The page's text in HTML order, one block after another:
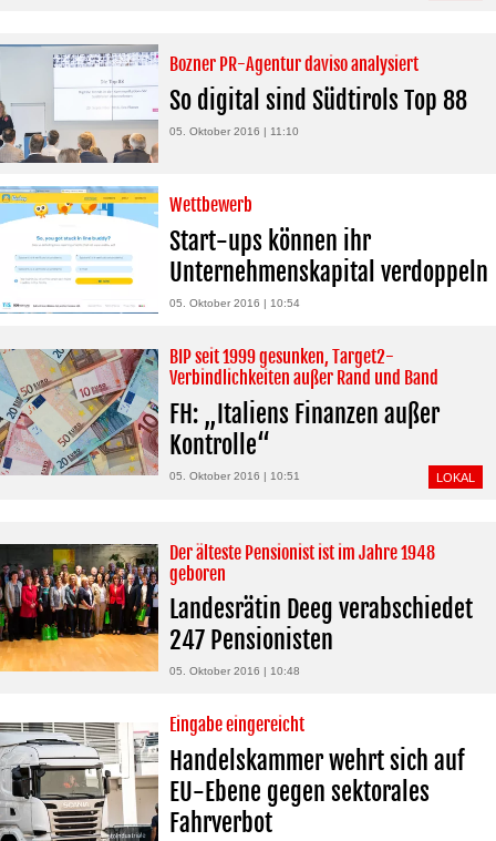
Bozner PR-Agentur daviso analysiert
So digital sind Südtirols Top 88
05. Oktober 2016 | 11:10
Wettbewerb
Start-ups können ihr
Unternehmenskapital verdoppeln
05. Oktober 2016 | 10:54
BIP seit 1999 gesunken, Target2-
Verbindlichkeiten außer Rand und Band
FH: „Italiens Finanzen außer
Kontrolle“
05. Oktober 2016 | 10:51 LOKAL
Der älteste Pensionist ist im Jahre 1948
geboren
Landesrätin Deeg verabschiedet
247 Pensionisten
05. Oktober 2016 | 10:48
Eingabe eingereicht
Handelskammer wehrt sich auf
EU-Ebene gegen sektorales
Fahrverbot